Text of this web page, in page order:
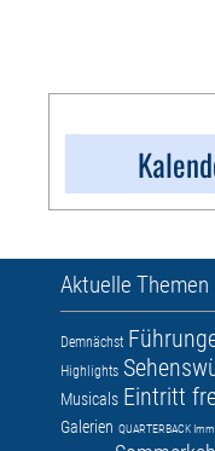
Aktuelle Themen
Demnächst
Highlights
Musicals Eintritt
Galerien QUARTERBACK